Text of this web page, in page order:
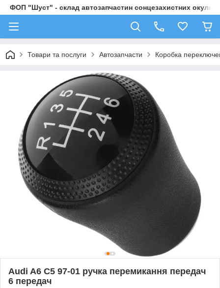
ФОП "Шуст" - склад автозапчастин сонцезахистних
Товари та послуги Автозапчасти Коробка
Audi A6 C5 97-01 ручка перемикання передач
6 передач